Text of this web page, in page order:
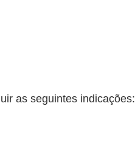
as seguintes indicações: